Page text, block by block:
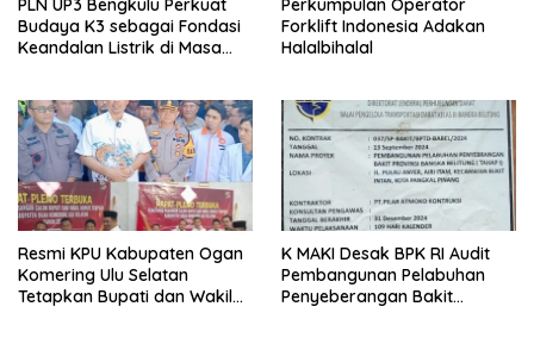
PLN UP3 Bengkulu Perkuat
Budaya K3 sebagai Fondasi
Keandalan Listrik di Masa
Perkumpulan Operator
Forklift Indonesia Adakan
Halalbihalal
Resmi KPU Kabupaten Ogan
Komering Ulu Selatan
Tetapkan Bupati dan Wakil
K MAKI Desak BPK RI Audit
Pembangunan Pelabuhan
Penyeberangan Bakit